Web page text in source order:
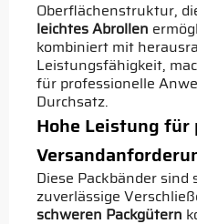
Oberflächenstruktur,
leichtes Abrollen
kombiniert mit
Leistungsfähigkeit,
für professionelle
Durchsatz.
Hohe Leistung
Diese Packbänder sind
zuverlässige
schweren Packgütern